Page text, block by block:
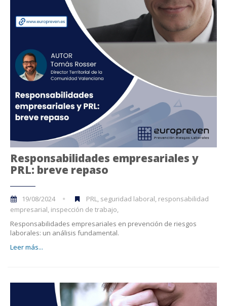
Responsabilidades empresariales y
PRL: breve repaso
19/08/2024
PRL, seguridad laboral, responsabilidad
empresarial, inspección de trabajo,
Responsabilidades empresariales en prevención de riesgos
laborales: un análisis fundamental.
Leer más...